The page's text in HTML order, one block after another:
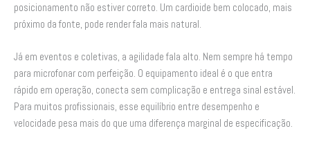
posicionamento não estiver correto. Um cardioide bem colocado, mais
próximo da fonte, pode render fala mais natural.
Já em eventos e coletivas, a agilidade fala alto. Nem sempre há tempo
para microfonar com perfeição. O equipamento ideal é o que entra
rápido em operação, conecta sem complicação e entrega sinal estável.
Para muitos profissionais, esse equilíbrio entre desempenho e
velocidade pesa mais do que uma diferença marginal de especificação.